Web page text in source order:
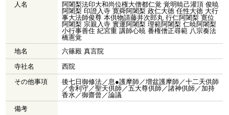
人名
阿闍梨法印大和尚位権大僧都仁覚 覚明暁己灌頂 俊暁
阿闍梨 印證入寺 寛舜阿闍梨 政仁大徳 任性大徳 大行
事大法師俊尊 本供物請藤井次郎丸 行仁阿闍梨 寛位
阿闍梨 宗親入寺 實運阿闍梨 理範阿闍梨 仁暁阿闍梨
小行事善住 紀宮重 講師心暁 番権僧正尋範 八宗奏法
橋憲覚
地名
六篠殿 真言院
寺社名
西院
その他事項
後七日御修法／息●護摩師／増盆護摩師／十二天供師
／舎利守／聖天供師／五大尊供師／諸神供師／加持
香水／御齋曾／論議
備考